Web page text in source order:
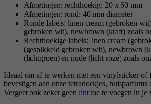
Afmetingen: rechthoekig: 20 x 60 mm
Afmetingen: rond: 40 mm diameter
Ronde labels: linen cream (gebroken
gebroken wit), newbrown (kraft) zoals
Rechthoekige labels: linen cream
(gespikkeld gebroken wit), newbrown
(lichtgroen) en nude (licht roze) zoals
Ideaal om af te werken met een vinylsticker of
bevestigen aan onze tetradoekjes, huisparfums
Vergeet ook zeker geen lint toe te voegen in je